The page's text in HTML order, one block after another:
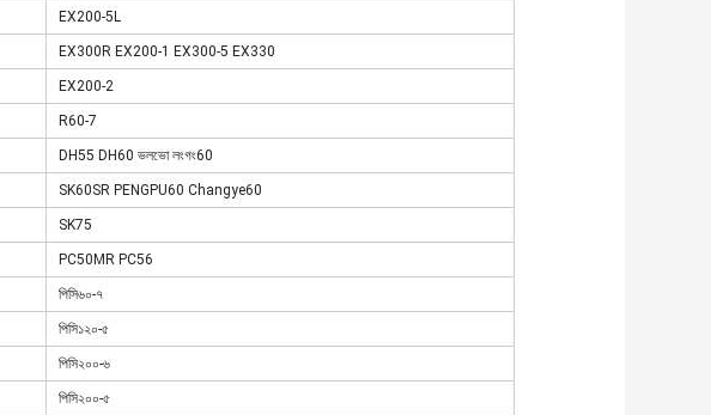
EX200-5L
EX300R EX200-1 EX300-5 EX330
EX200-2
R60-7
DH55 DH60 ভলভো লংগং60
SK60SR PENGPU60 Changye60
SK75
PC50MR PC56
পিসি৬০-৭
পিসি১২০-৫
পিসি২০০-৬
পিসি২০০-৫